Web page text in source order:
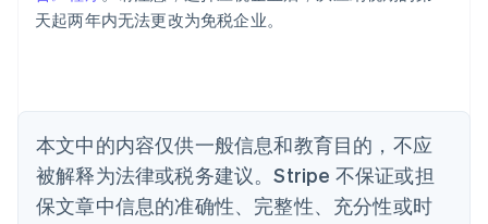
天起两年内无法更改为免税企业。
本文中的内容仅供一般信息和教育目的，不应
被解释为法律或税务建议。Stripe 不保证或担
保文章中信息的准确性、完整性、充分性或时
PortuguêsEnglish
English
丹麦
English
德国